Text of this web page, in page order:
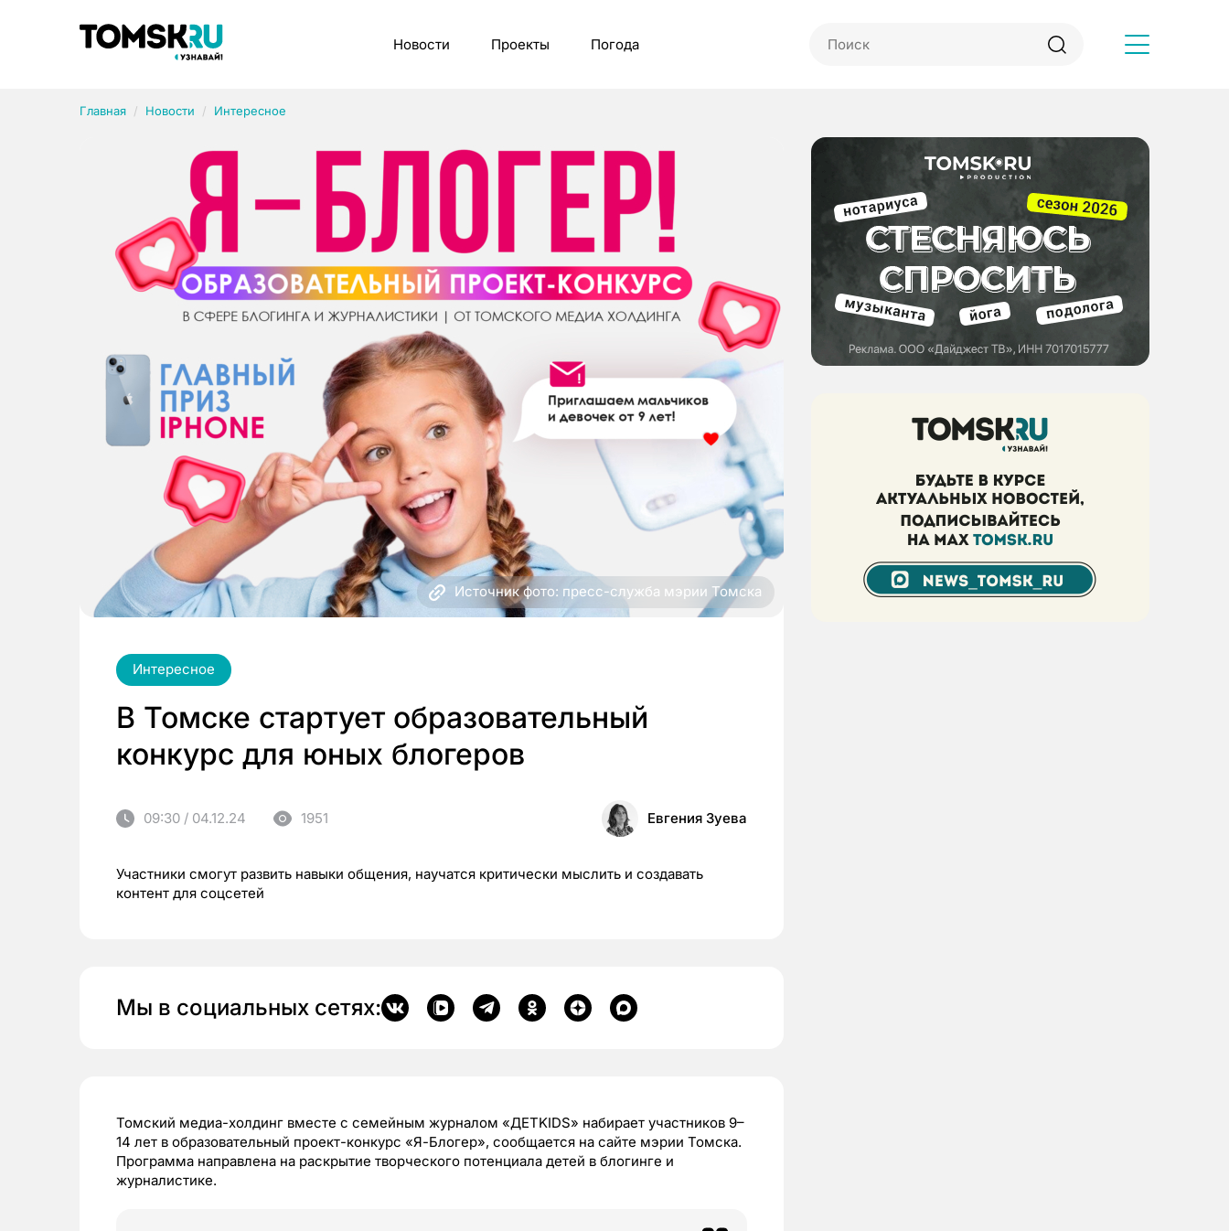
Новости Проекты Погода
Главная Новости Интересное
Источник фото: пресс-служба мэрии Томска
Интересное
В Томске стартует образовательный
конкурс для юных блогеров
09:30 / 04.12.24 1951 Евгения Зуева
Участники смогут развить навыки общения, научатся критически мыслить и создавать
контент для соцсетей
Мы в социальных сетях:
Томский медиа-холдинг вместе с семейным журналом «ДЕТKIDS» набирает участников 9–
14 лет в образовательный проект-конкурс «Я-Блогер», сообщается на сайте мэрии Томска.
Программа направлена на раскрытие творческого потенциала детей в блогинге и
журналистике.
Рубрики